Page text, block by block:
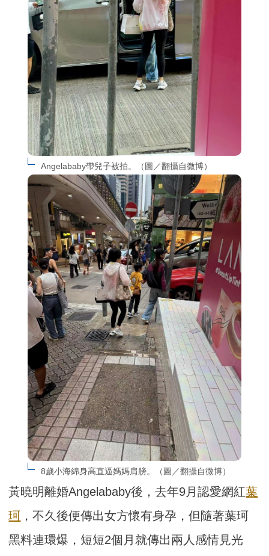
Angelababy帶兒子被拍。（圖／翻攝自微博）
8歲小海綿身高直逼媽媽肩膀。（圖／翻攝自微博）
黃曉明離婚Angelababy後，去年9月認愛網紅葉
珂 ，不久後便傳出女方懷有身孕，但隨著葉珂
黑料連環爆，短短2個月就傳出兩人感情見光